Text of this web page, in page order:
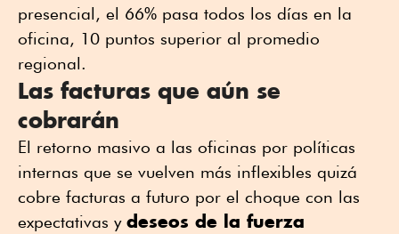
presencial, el 66% pasa todos los días en la
oficina, 10 puntos superior al promedio
regional.
Las facturas que aún se
cobrarán
El retorno masivo a las oficinas por políticas
internas que se vuelven más inflexibles quizá
cobre facturas a futuro por el choque con las
expectativas y deseos de la fuerza